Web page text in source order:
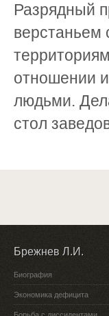
Разрядный
верстаньем
отношении
людьми.
стол
Брежнев Л.И.
Биография
Экономика дефицита